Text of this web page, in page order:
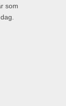
som